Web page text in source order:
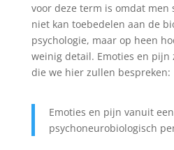
voor deze term is omdat men
niet kan toebedelen aan de
psychologie, maar op heen
weinig detail. Emoties en pijn
die we hier zullen bespreken:
Emoties en pijn vanuit een
psychoneurobiologisch